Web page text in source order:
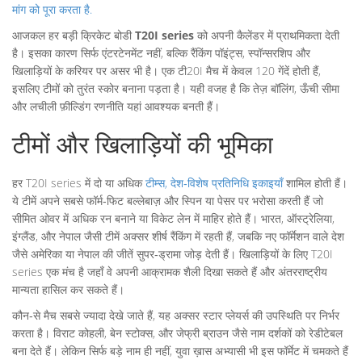
मांग को पूरा करता है.
आजकल हर बड़ी क्रिकेट बोडीT20I series को अपनी कैलेंडर में प्राथमिकता देती
है। इसका कारण सिर्फ एंटरटेनमेंट नहीं, बल्कि रैंकिंग पॉइंट्स, स्पॉन्सरशिप और
खिलाड़ियों के करियर पर असर भी है। एक टी20I मैच में केवल 120 गेंदें होती हैं,
इसलिए टीमों को तुरंत स्कोर बनाना पड़ता है। यही वजह है कि तेज़ बॉलिंग, ऊँची सीमा
और लचीली फ़ील्डिंग रणनीति यहां आवश्यक बनती हैं।
टीमों और खिलाड़ियों की भूमिका
हर T20I series में दो या अधिकटीम्स, देश‑विशेष प्रतिनिधि इकाइयाँशामिल होती हैं।
ये टीमें अपने सबसे फॉर्म‑फिट बल्लेबाज़ और स्पिन या पेसर पर भरोसा करती हैं जो
सीमित ओवर में अधिक रन बनाने या विकेट लेन में माहिर होते हैं। भारत, ऑस्ट्रेलिया,
इंग्लैंड, और नेपाल जैसी टीमें अक्सर शीर्ष रैंकिंग में रहती हैं, जबकि नए फॉर्मेशन वाले देश
जैसे अमेरिका या नेपाल की जीतें सुपर‑ड्रामा जोड़ देती हैं। खिलाड़ियों के लिए T20I
series एक मंच है जहाँ वे अपनी आक्रामक शैली दिखा सकते हैं और अंतरराष्ट्रीय
मान्यता हासिल कर सकते हैं।
कौन‑से मैच सबसे ज्यादा देखे जाते हैं, यह अक्सर स्टार प्लेयर्स की उपस्थिति पर निर्भर
करता है। विराट कोहली, बेन स्टोक्स, और जेफ्री ब्राउन जैसे नाम दर्शकों को रेडीटेबल
बना देते हैं। लेकिन सिर्फ बड़े नाम ही नहीं, युवा ख़ास अभ्यासी भी इस फॉर्मेट में चमकते हैं